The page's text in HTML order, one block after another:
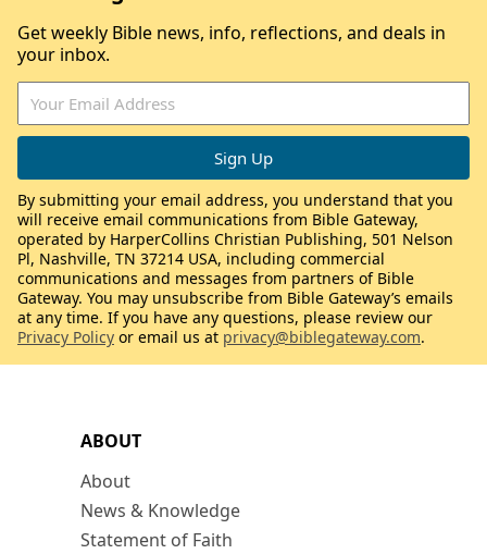
ABOUT
About
News & Knowledge
Statement of Faith
Get weekly Bible news, info, reflections, and deals in
your inbox.
By submitting your email address, you understand that you
will receive email communications from Bible Gateway,
operated by HarperCollins Christian Publishing, 501 Nelson
Pl, Nashville, TN 37214 USA, including commercial
communications and messages from partners of Bible
Gateway. You may unsubscribe from Bible Gateway’s emails
at any time. If you have any questions, please review our
Privacy Policy or email us at privacy@biblegateway.com.